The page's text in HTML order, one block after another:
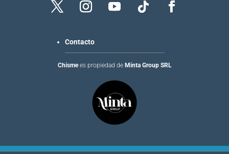
Contacto
Chismees propiedad de Minta Group SRL